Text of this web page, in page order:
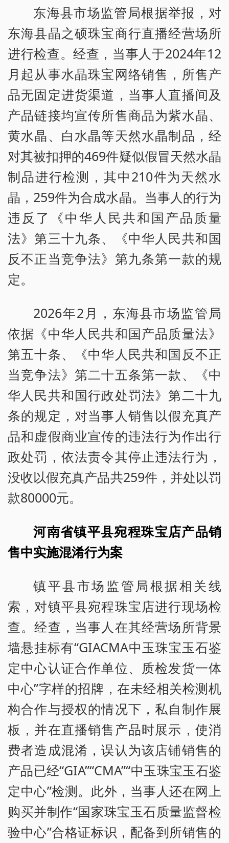
东海县市场监管局根据举报，对
东海县晶之硕珠宝商行直播经营场所
进行检查。经查，当事人于2024年12
月起从事水晶珠宝网络销售，所售产
品无固定进货渠道，当事人直播间及
产品链接均宣传所售商品为紫水晶、
黄水晶、白水晶等天然水晶制品，经
对其被扣押的469件疑似假冒天然水晶
制品进行检测，其中210件为天然水
晶，259件为合成水晶。当事人的行为
违反了《中华人民共和国产品质量
法》第三十九条、《中华人民共和国
反不正当竞争法》第九条第一款的规
定。
2026年2月，东海县市场监管局
依据《中华人民共和国产品质量法》
第五十条、《中华人民共和国反不正
当竞争法》第二十五条第一款、《中
华人民共和国行政处罚法》第二十九
条的规定，对当事人销售以假充真产
品和虚假商业宣传的违法行为作出行
政处罚，依法责令其停止违法行为，
没收以假充真产品共259件，并处以罚
款80000元。
河南省镇平县宛程珠宝店产品销
售中实施混淆行为案
镇平县市场监管局根据相关线
索，对镇平县宛程珠宝店进行现场检
查。经查，当事人在其经营场所背景
墙悬挂标有“GIACMA中玉珠宝玉石鉴
定中心认证合作单位、质检发货一体
中心”字样的招牌，在未经相关检测机
构合作与授权的情况下，私自制作展
板，并在直播销售产品时展示，使消
费者造成混淆，误认为该店铺销售的
产品已经“GIA”“CMA”“中玉珠宝玉石鉴
定中心”检测。此外，当事人还在网上
购买并制作“国家珠宝玉石质量监督检
验中心”合格证标识，配备到所销售的